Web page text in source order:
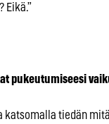
Eikä.”
pukeutumiseesi
katsomalla tiedän